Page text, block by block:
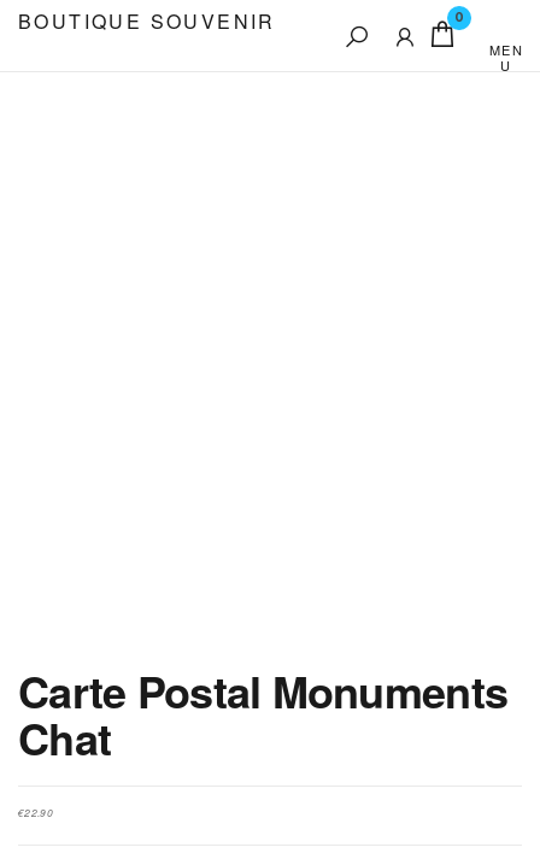
AllerBOUTIQUE SOUVENIR 0
MEN
U
Carte Postal Monuments
Chat
€22.90